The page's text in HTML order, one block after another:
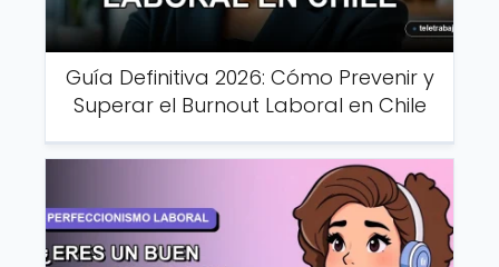
Guía Definitiva 2026: Cómo Prevenir y
Superar el Burnout Laboral en Chile